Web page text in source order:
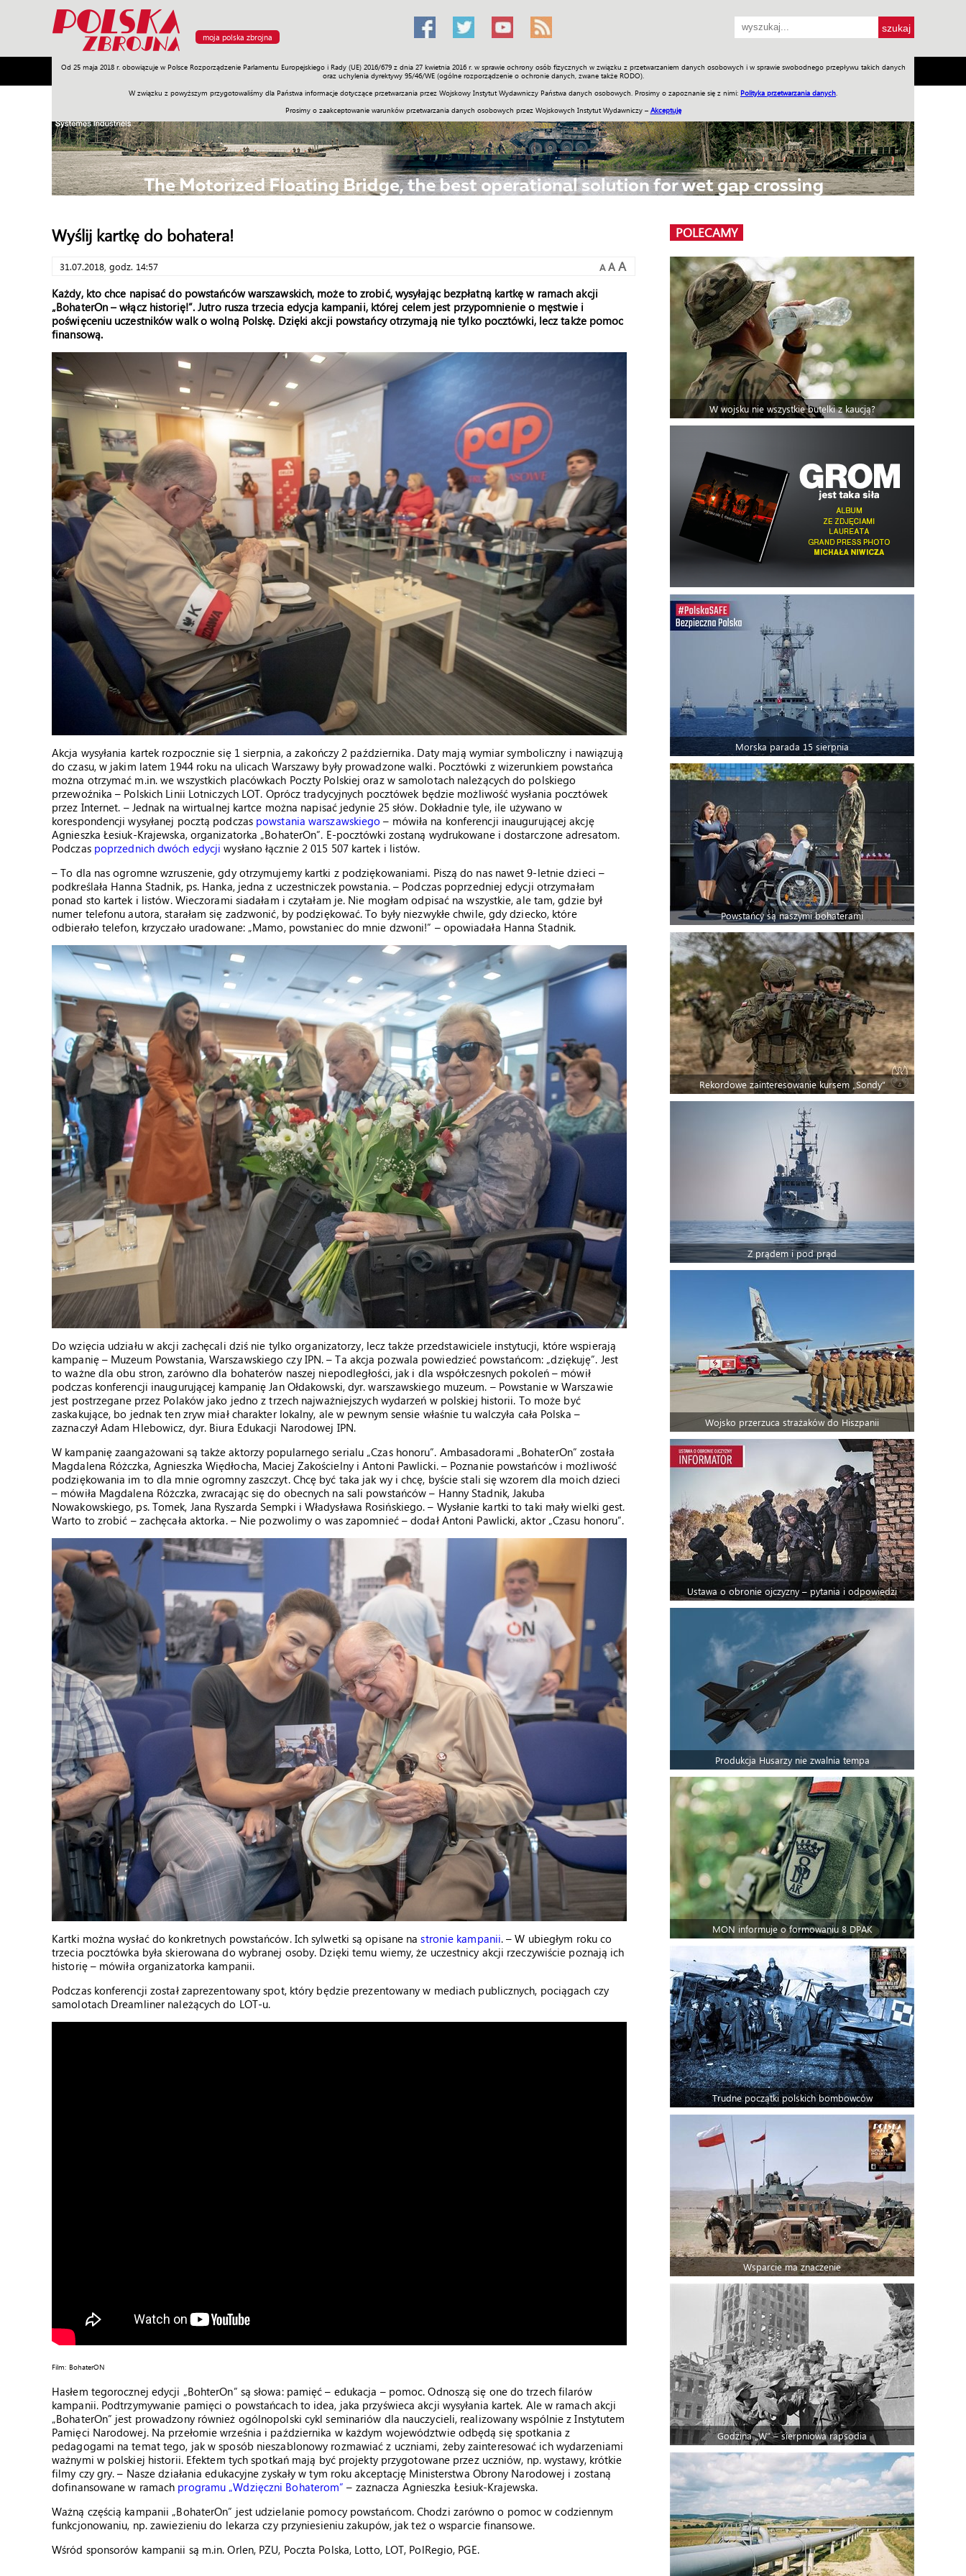
moja polska zbrojna
Od 25 maja 2018 r. obowiązuje w Polsce Rozporządzenie Parlamentu Europejskiego i Rady (UE) 2016/679 z dnia 27 kwietnia 2016 r. w sprawie ochrony osób fizycznych w związku z przetwarzaniem danych osobowych i w sprawie swobodnego przepływu takich danych
oraz uchylenia dyrektywy 95/46/WE (ogólne rozporządzenie o ochronie danych, zwane także RODO).
W związku z powyższym przygotowaliśmy dla Państwa informacje dotyczące przetwarzania przez Wojskowy Instytut Wydawniczy Państwa danych osobowych. Prosimy o zapoznanie się z nimi: Polityka przetwarzania danych
Prosimy o zaakceptowanie warunków przetwarzania danych osobowych przez Wojskowych Instytut Wydawniczy – Akceptuję
Armia Poligon Sprzęt Misje Polityka Prawo Świat Społeczność Sport Historia Galerie Wideo ENGLISH SKLEP Jednodniówki Praca w WIW
Wyślij kartkę do bohatera!
31.07.2018, godz. 14:57 A A A
Każdy, kto chce napisać do powstańców warszawskich, może to zrobić, wysyłając bezpłatną kartkę w ramach akcji
„BohaterOn – włącz historię!”. Jutro rusza trzecia edycja kampanii, której celem jest przypomnienie o męstwie i
poświęceniu uczestników walk o wolną Polskę. Dzięki akcji powstańcy otrzymają nie tylko pocztówki, lecz także pomoc
finansową.
Akcja wysyłania kartek rozpocznie się 1 sierpnia, a zakończy 2 października. Daty mają wymiar symboliczny i nawiązują
do czasu, w jakim latem 1944 roku na ulicach Warszawy były prowadzone walki. Pocztówki z wizerunkiem powstańca
można otrzymać m.in. we wszystkich placówkach Poczty Polskiej oraz w samolotach należących do polskiego
przewoźnika – Polskich Linii Lotniczych LOT. Oprócz tradycyjnych pocztówek będzie możliwość wysłania pocztówek
przez Internet. – Jednak na wirtualnej kartce można napisać jedynie 25 słów. Dokładnie tyle, ile używano w
korespondencji wysyłanej pocztą podczas powstania warszawskiego – mówiła na konferencji inaugurującej akcję
Agnieszka Łesiuk-Krajewska, organizatorka „BohaterOn”. E-pocztówki zostaną wydrukowane i dostarczone adresatom.
Podczas poprzednich dwóch edycji wysłano łącznie 2 015 507 kartek i listów.
– To dla nas ogromne wzruszenie, gdy otrzymujemy kartki z podziękowaniami. Piszą do nas nawet 9-letnie dzieci –
podkreślała Hanna Stadnik, ps. Hanka, jedna z uczestniczek powstania. – Podczas poprzedniej edycji otrzymałam
ponad sto kartek i listów. Wieczorami siadałam i czytałam je. Nie mogłam odpisać na wszystkie, ale tam, gdzie był
numer telefonu autora, starałam się zadzwonić, by podziękować. To były niezwykłe chwile, gdy dziecko, które
odbierało telefon, krzyczało uradowane: „Mamo, powstaniec do mnie dzwoni!” – opowiadała Hanna Stadnik.
Do wzięcia udziału w akcji zachęcali dziś nie tylko organizatorzy, lecz także przedstawiciele instytucji, które wspierają
kampanię – Muzeum Powstania, Warszawskiego czy IPN. – Ta akcja pozwala powiedzieć powstańcom: „dziękuję”. Jest
to ważne dla obu stron, zarówno dla bohaterów naszej niepodległości, jak i dla współczesnych pokoleń – mówił
podczas konferencji inaugurującej kampanię Jan Ołdakowski, dyr. warszawskiego muzeum. – Powstanie w Warszawie
jest postrzegane przez Polaków jako jedno z trzech najważniejszych wydarzeń w polskiej historii. To może być
zaskakujące, bo jednak ten zryw miał charakter lokalny, ale w pewnym sensie właśnie tu walczyła cała Polska –
zaznaczył Adam Hlebowicz, dyr. Biura Edukacji Narodowej IPN.
W kampanię zaangażowani są także aktorzy popularnego serialu „Czas honoru”. Ambasadorami „BohaterOn” została
Magdalena Różczka, Agnieszka Więdłocha, Maciej Zakościelny i Antoni Pawlicki. – Poznanie powstańców i możliwość
podziękowania im to dla mnie ogromny zaszczyt. Chcę być taka jak wy i chcę, byście stali się wzorem dla moich dzieci
– mówiła Magdalena Różczka, zwracając się do obecnych na sali powstańców – Hanny Stadnik, Jakuba
Nowakowskiego, ps. Tomek, Jana Ryszarda Sempki i Władysława Rosińskiego. – Wysłanie kartki to taki mały wielki gest.
Warto to zrobić – zachęcała aktorka. – Nie pozwolimy o was zapomnieć – dodał Antoni Pawlicki, aktor „Czasu honoru”.
Kartki można wysłać do konkretnych powstańców. Ich sylwetki są opisane nastronie kampanii. – W ubiegłym roku co
trzecia pocztówka była skierowana do wybranej osoby. Dzięki temu wiemy, że uczestnicy akcji rzeczywiście poznają ich
historię – mówiła organizatorka kampanii.
Podczas konferencji został zaprezentowany spot, który będzie prezentowany w mediach publicznych, pociągach czy
samolotach Dreamliner należących do LOT-u.
Film: BohaterON
Hasłem tegorocznej edycji „BohterOn” są słowa: pamięć – edukacja – pomoc. Odnoszą się one do trzech filarów
kampanii. Podtrzymywanie pamięci o powstańcach to idea, jaka przyświeca akcji wysyłania kartek. Ale w ramach akcji
„BohaterOn” jest prowadzony również ogólnopolski cykl seminariów dla nauczycieli, realizowany wspólnie z Instytutem
Pamięci Narodowej. Na przełomie września i października w każdym województwie odbędą się spotkania z
pedagogami na temat tego, jak w sposób nieszablonowy rozmawiać z uczniami, żeby zainteresować ich wydarzeniami
ważnymi w polskiej historii. Efektem tych spotkań mają być projekty przygotowane przez uczniów, np. wystawy, krótkie
filmy czy gry. – Nasze działania edukacyjne zyskały w tym roku akceptację Ministerstwa Obrony Narodowej i zostaną
dofinansowane w ramach programu „Wdzięczni Bohaterom” – zaznacza Agnieszka Łesiuk-Krajewska.
Ważną częścią kampanii „BohaterOn” jest udzielanie pomocy powstańcom. Chodzi zarówno o pomoc w codziennym
funkcjonowaniu, np. zawiezieniu do lekarza czy przyniesieniu zakupów, jak też o wsparcie finansowe.
Wśród sponsorów kampanii są m.in. Orlen, PZU, Poczta Polska, Lotto, LOT, PolRegio, PGE.
POLECAMY
W wojsku nie wszystkie butelki z kaucją?
Morska parada 15 sierpnia
Powstańcy są naszymi bohaterami
Rekordowe zainteresowanie kursem „Sondy”
Z prądem i pod prąd
Wojsko przerzuca strażaków do Hiszpanii
Ustawa o obronie ojczyzny – pytania i odpowiedzi
Produkcja Husarzy nie zwalnia tempa
MON informuje o formowaniu 8 DPAK
Trudne początki polskich bombowców
Wsparcie ma znaczenie
Godzina „W” – sierpniowa rapsodia